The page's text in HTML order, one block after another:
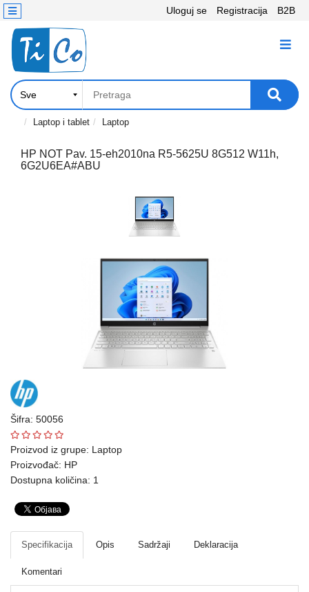
Uloguj se Registracija B2B
KATEGORIJE
Računari,
Komponente
Laptop
tablet
Telefoni
oprema
Mrežna
oprema
Gaming
Fotoaparati
i
kamere
Kontakt
Laptop i tablet Laptop
HP NOT Pav. 15-eh2010na R5-5625U 8G512 W11h,
6G2U6EA#ABU
Šifra: 50056
Proizvod iz grupe: Laptop
Proizvođač: HP
Dostupna količina: 1
Specifikacija Opis Sadržaji Deklaracija
Komentari